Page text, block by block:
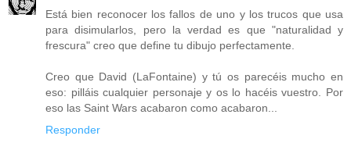
Está bien reconocer los fallos de uno y los trucos que usa
para disimularlos, pero la verdad es que "naturalidad y
frescura" creo que define tu dibujo perfectamente.
Creo que David (LaFontaine) y tú os parecéis mucho en
eso: pilláis cualquier personaje y os lo hacéis vuestro. Por
eso las Saint Wars acabaron como acabaron...
Responder